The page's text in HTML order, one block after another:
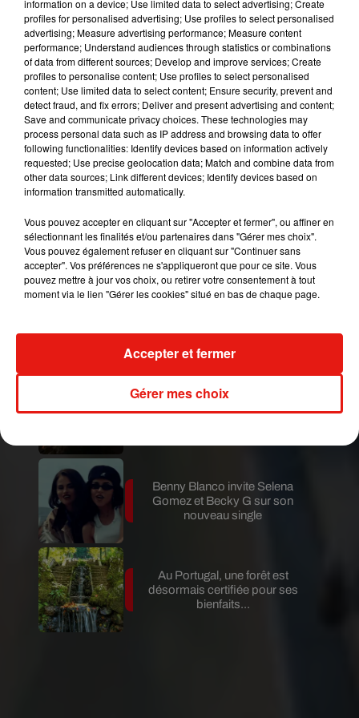
Publié : 29 novembre 2018 à 13h22 par Virgil
Bauchaud
comme un crime.
Mundo Latino
Guatemala : l'éruption du volcan
de Fuego est terminée
Le fourmilier géant fait son retour
en Argentine, et en pleine...
Benny Blanco invite Selena
Gomez et Becky G sur son
nouveau single
Au Portugal, une forêt est
désormais certifiée pour ses
bienfaits...
information on a device; Use limited data to select advertising; Create
profiles for personalised advertising; Use profiles to select personalised
advertising; Measure advertising performance; Measure content
performance; Understand audiences through statistics or combinations
of data from different sources; Develop and improve services; Create
profiles to personalise content; Use profiles to select personalised
content; Use limited data to select content; Ensure security, prevent and
detect fraud, and fix errors; Deliver and present advertising and content;
Save and communicate privacy choices. These technologies may
process personal data such as IP address and browsing data to offer
following functionalities: Identify devices based on information actively
requested; Use precise geolocation data; Match and combine data from
other data sources; Link different devices; Identify devices based on
information transmitted automatically.
Vous pouvez accepter en cliquant sur "Accepter et fermer", ou affiner en
sélectionnant les finalités et/ou partenaires dans "Gérer mes choix".
Vous pouvez également refuser en cliquant sur "Continuer sans
accepter". Vos préférences ne s'appliqueront que pour ce site. Vous
pouvez mettre à jour vos choix, ou retirer votre consentement à tout
moment via le lien "Gérer les cookies" situé en bas de chaque page.
Gérer mes choix
Accepter et fermer